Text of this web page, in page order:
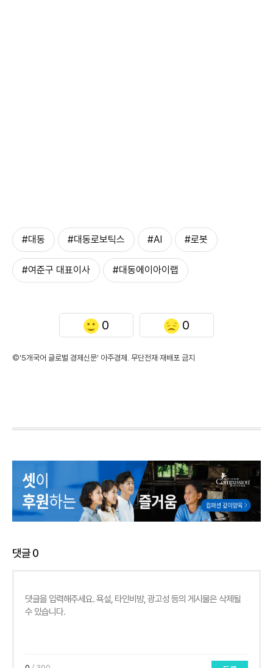
#대동 #대동로보틱스 #AI #로봇
#여준구 대표이사 #대동에이아이랩
0 0
©'5개국어 글로벌 경제신문' 아주경제. 무단전재·재배포 금지
댓글0